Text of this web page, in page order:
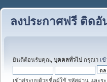
ลงประกาศฟรี ติดอั
ยินดีต้อนรับคุณ, บุคคลทั่วไป กรุณา เ
เข้าสู่ระบบด้วยชื่อผู้ใช้ รหัสผ่าน และร